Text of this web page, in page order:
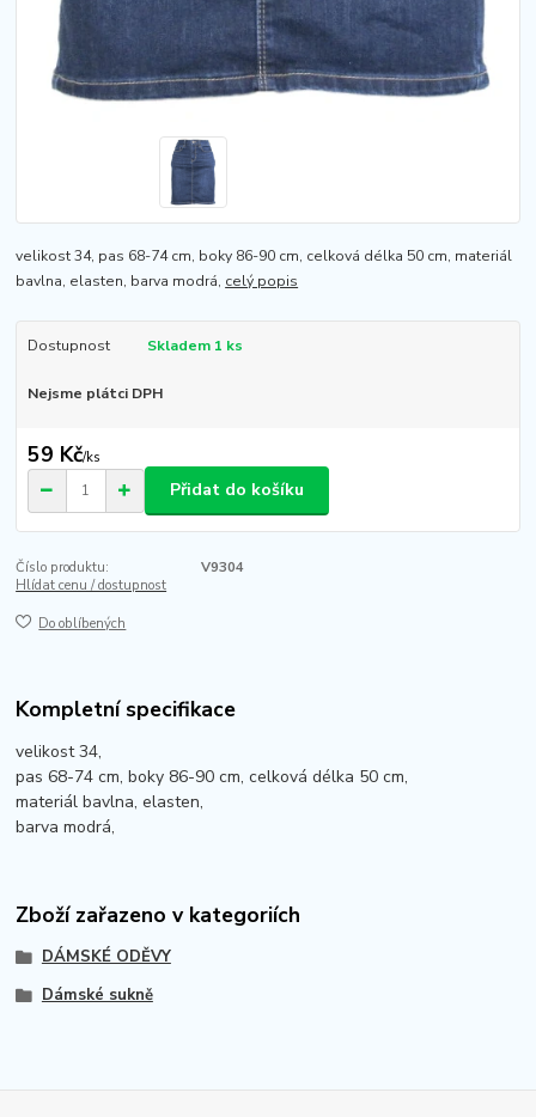
velikost 34, pas 68-74 cm, boky 86-90 cm, celková délka 50 cm, materiál
bavlna, elasten, barva modrá, celý popis
Dostupnost Skladem 1 ks
Nejsme plátci DPH
59 Kč/ks
Přidat do košíku
Číslo produktu:
V9304
Hlídat cenu / dostupnost
Do oblíbených
Kompletní specifikace
velikost 34,
pas 68-74 cm, boky 86-90 cm, celková délka 50 cm,
materiál bavlna, elasten,
barva modrá,
Zboží zařazeno v kategoriích
DÁMSKÉ ODĚVY
Dámské sukně